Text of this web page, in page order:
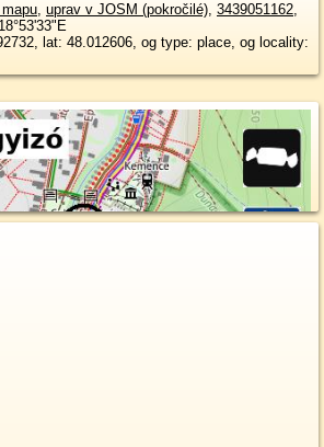
, uprav v JOSM (pokročilé), 3439051162,
18°53'33"E
lat: 48.012606, og type: place, og locality: